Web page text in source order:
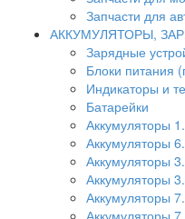
Запчасти для
АККУМУЛЯТОРЫ,
Зарядные
Блоки питания
Индикаторы и
Батарейки
Аккумуляторы
Аккумуляторы
Аккумуляторы
Аккумуляторы
Аккумуляторы
Аккумуляторы